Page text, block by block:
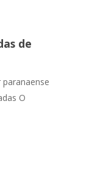
de
O